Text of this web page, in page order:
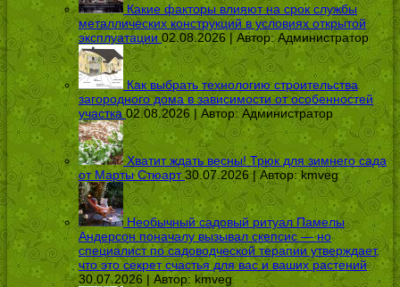
Какие факторы влияют на срок службы
металлических конструкций в условиях открытой
эксплуатации 02.08.2026 | Автор:Администратор
Как выбрать технологию строительства
загородного дома в зависимости от особенностей
участка 02.08.2026 | Автор:Администратор
Хватит ждать весны! Трюк для зимнего сада
от Марты Стюарт 30.07.2026 | Автор:kmveg
Необычный садовый ритуал Памелы
Андерсон поначалу вызывал скепсис — но
специалист по садоводческой терапии утверждает,
что это секрет счастья для вас и ваших растений
30.07.2026 | Автор: kmveg